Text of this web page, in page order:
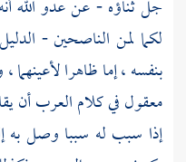
جل ثناؤه - عن عدو الله
لكما لمن الناصحين -
بنفسه ، إما ظاهرا
معقول في كلام العرب أن
إذا سبب له سببا وصل به